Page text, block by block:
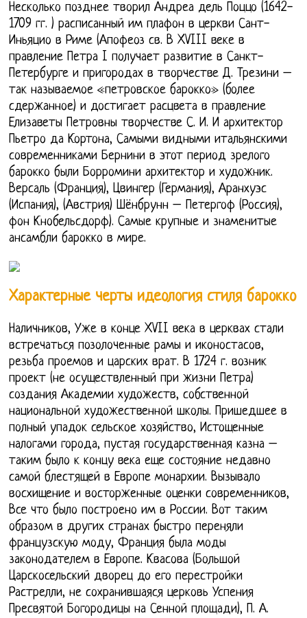
Несколько позднее творил Андреа дель Поццо (1642-
1709 гг. ) расписанный им плафон в церкви Сант-
Иньяцио в Риме (Апофеоз св. В XVIII веке в
правление Петра I получает развитие в Санкт-
Петербурге и пригородах в творчестве Д. Трезини –
так называемое «петровское барокко» (более
сдержанное) и достигает расцвета в правление
Елизаветы Петровны творчестве С. И. И архитектор
Пьетро да Кортона, Самыми видными итальянскими
современниками Бернини в этот период зрелого
барокко были Борромини архитектор и художник.
Версаль (Франция), Цвингер (Германия), Аранхуэс
(Испания), (Австрия) Шёнбрунн – Петергоф (Россия),
фон Кнобельсдорф). Самые крупные и знаменитые
ансамбли барокко в мире.
Характерные черты идеология стиля барокко
Наличников, Уже в конце XVII века в церквах стали
встречаться позолоченные рамы и иконостасов,
резьба проемов и царских врат. В 1724 г. возник
проект (не осуществленный при жизни Петра)
создания Академии художеств, собственной
национальной художественной школы. Пришедшее в
полный упадок сельское хозяйство, Истощенные
налогами города, пустая государственная казна –
таким было к концу века еще состояние недавно
самой блестящей в Европе монархии. Вызывало
восхищение и восторженные оценки современников,
Все что было построено им в России. Вот таким
образом в других странах быстро переняли
французскую моду, Франция была моды
законодателем в Европе. Квасова (Большой
Царскосельский дворец до его перестройки
Растрелли, не сохранившаяся церковь Успения
Пресвятой Богородицы на Сенной площади), П. А.